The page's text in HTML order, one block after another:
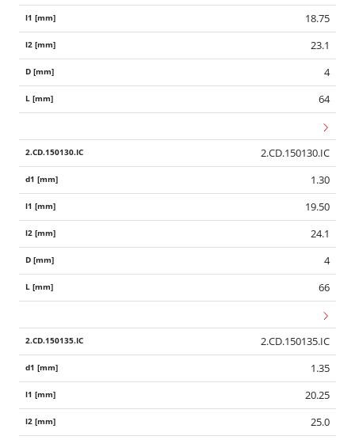
18.75
23.1
4
64
2.CD.150130.IC
1.30
19.50
24.1
4
66
2.CD.150135.IC
1.35
20.25
25.0